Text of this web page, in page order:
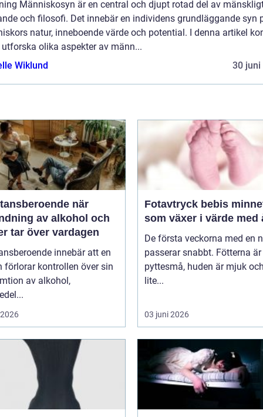
Människosyn är en central och djupt rotad del av
och filosofi. Det innebär en individens grundläggande syn
natur, inneboende värde och potential. I denna artikel
olika aspekter av männ...
Wiklund
30 juni
när
av alkohol och
tar över vardagen
innebär att en
förlorar kontrollen över sin
av alkohol,
Fotavtryck bebis minnet
som växer i värde med
De första veckorna med en
passerar snabbt. Fötterna är
pyttesmå, huden är mjuk
lite...
03 juni 2026